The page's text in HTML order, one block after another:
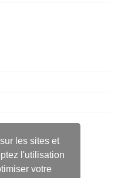
les sites et
l'utilisation
votre